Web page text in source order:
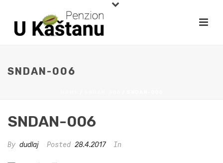
SNDAN-006
SNDAN-006
By dudlaj Posted 28.4.2017 In